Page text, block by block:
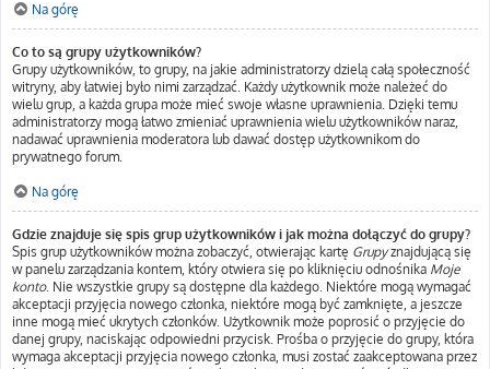
Na górę
Co to są grupy użytkowników?
Grupy użytkowników, to grupy, na jakie administratorzy dzielą całą społeczność
witryny, aby łatwiej było nimi zarządzać. Każdy użytkownik może należeć do
wielu grup, a każda grupa może mieć swoje własne uprawnienia. Dzięki temu
administratorzy mogą łatwo zmieniać uprawnienia wielu użytkowników naraz,
nadawać uprawnienia moderatora lub dawać dostęp użytkownikom do
prywatnego forum.
Na górę
Gdzie znajduje się spis grup użytkowników i jak można dołączyć do grupy?
Spis grup użytkowników można zobaczyć, otwierając kartę Grupyznajdującą się
w panelu zarządzania kontem, który otwiera się po kliknięciu odnośnika Moje
konto. Nie wszystkie grupy są dostępne dla każdego. Niektóre mogą wymagać
akceptacji przyjęcia nowego członka, niektóre mogą być zamknięte, a jeszcze
inne mogą mieć ukrytych członków. Użytkownik może poprosić o przyjęcie do
danej grupy, naciskając odpowiedni przycisk. Prośba o przyjęcie do grupy, która
wymaga akceptacji przyjęcia nowego członka, musi zostać zaakceptowana przez